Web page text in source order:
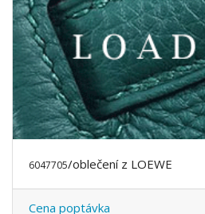
6047844/oblečení z LOEWE
Cena poptávka